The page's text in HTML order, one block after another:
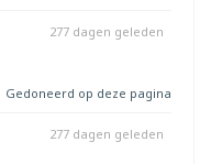
277 dagen geleden
Gedoneerd op deze pagina
277 dagen geleden